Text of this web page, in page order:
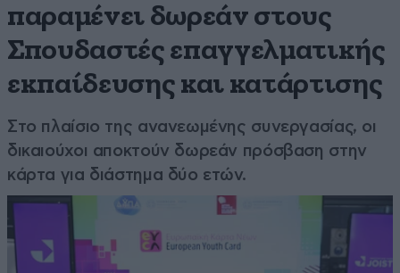
παραμένει δωρεάν στους
Σπουδαστές επαγγελματικής
εκπαίδευσης και κατάρτισης
Στο πλαίσιο της ανανεωμένης συνεργασίας, οι
δικαιούχοι αποκτούν δωρεάν πρόσβαση στην
κάρτα για διάστημα δύο ετών.